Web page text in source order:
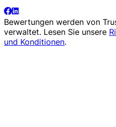
Bewertungen werden von
verwaltet. Lesen Sie unsere
und Konditionen.